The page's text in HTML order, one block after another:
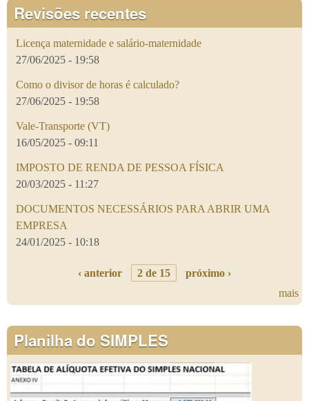
Revisões recentes
Licença maternidade e salário-maternidade
27/06/2025 - 19:58
Como o divisor de horas é calculado?
27/06/2025 - 19:58
Vale-Transporte (VT)
16/05/2025 - 09:11
IMPOSTO DE RENDA DE PESSOA FÍSICA
20/03/2025 - 11:27
DOCUMENTOS NECESSÁRIOS PARA ABRIR UMA
EMPRESA
24/01/2025 - 10:18
‹ anterior 2 de 15
próximo ›
mais
Planilha do SIMPLES